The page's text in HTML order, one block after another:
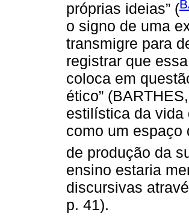
próprias ideias” (
o signo de uma
transmigre para
registrar que
coloca em
ético”
estilística da vida
como um espaço
de produção da
ensino estaria
discursivas
p. 41).